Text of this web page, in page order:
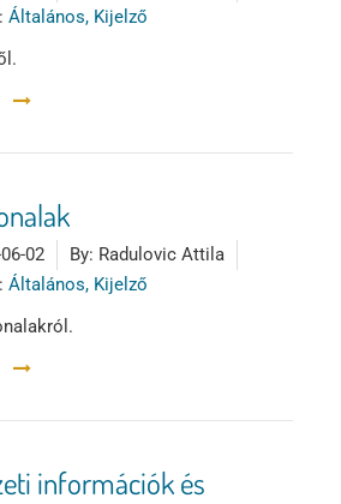
Általános, Kijelző
02 By: Radulovic Attila
Általános, Kijelző
információk és